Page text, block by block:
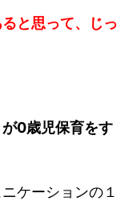
と思って、じっ
0歳児保育をす
ケーションの１